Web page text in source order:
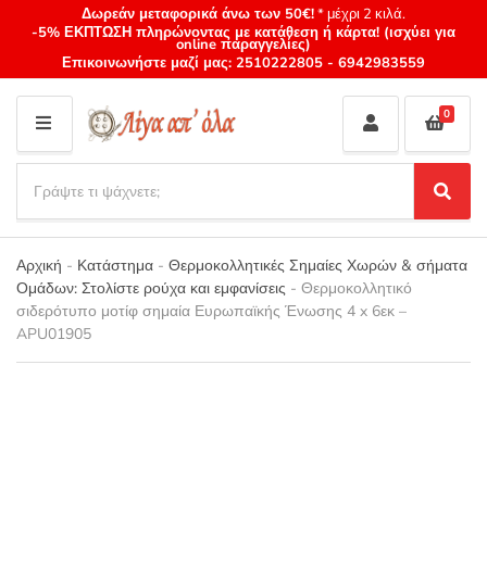
Δωρεάν μεταφορικά άνω των 50€!* μέχρι 2 κιλά.
-5% ΕΚΠΤΩΣΗ πληρώνοντας με κατάθεση ή κάρτα! (ισχύει για
online παραγγελίες)
Επικοινωνήστε μαζί μας: 2510222805 - 6942983559
M
E
N
U
Category
name
a
r
c
h
p
r
o
S
e
a
r
0
Αρχική - Κατάστημα - Θερμοκολλητικές Σημαίες Χωρών & σήματα
Ομάδων: Στολίστε ρούχα και εμφανίσεις - Θερμοκολλητικό
σιδερότυπο μοτίφ σημαία Ευρωπαϊκής Ένωσης 4 x 6εκ –
APU01905